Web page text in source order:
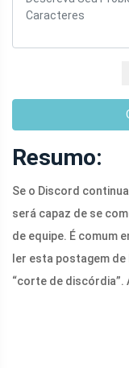
Resumo:
Se o Discord
será capaz de se
de equipe. É comum
ler esta postagem
“corte de discórdia”.